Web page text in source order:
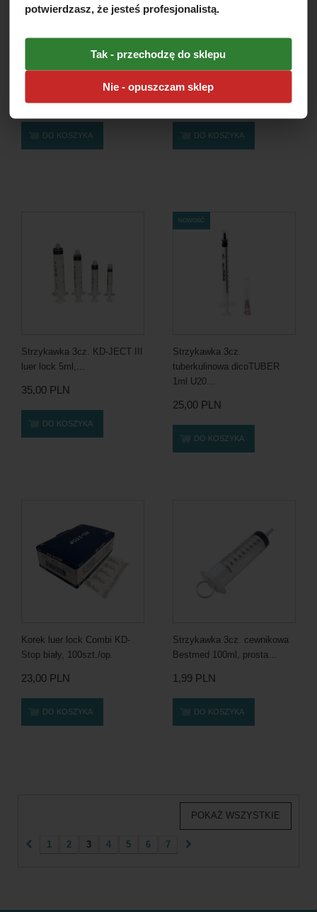
Strzykawka 2cz. luer slip
35,00 PLN
DO KOSZYKA
Strzykawka 2cz. luer slip 2ml
19,50 PLN
DO KOSZYKA
Strzykawka 3cz. KD-JECT III
luer lock 5ml,...
35,00 PLN
DO KOSZYKA
NOWOŚĆ
Strzykawka 3cz.
tuberkulinowa dicoTUBER
1ml U20...
25,00 PLN
DO KOSZYKA
Korek luer lock Combi KD-
Stop biały, 100szt./op.
23,00 PLN
DO KOSZYKA
Strzykawka 3cz. cewnikowa
Bestmed 100ml, prosta...
1,99 PLN
DO KOSZYKA
POKAŻ WSZYSTKIE
1 2 3 4 5 6 7
potwierdzasz, że jesteś profesjonalistą.
Tak - przechodzę do sklepu
Nie - opuszczam sklep